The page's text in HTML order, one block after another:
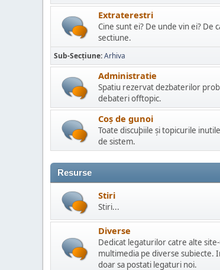
Extraterestri
Cine sunt ei? De unde vin ei? De
sectiune.
Sub-Secțiune Arhiva
Administratie
Spatiu rezervat dezbaterilor
debateri offtopic.
Coș de gunoi
Toate discuþiile și topicurile
de sistem.
Resurse
Stiri
Stiri...
Diverse
Dedicat legaturilor catre alte
multimedia pe diverse subiecte.
doar sa postati legaturi noi.